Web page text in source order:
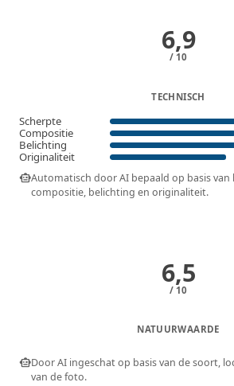
6,9
/ 10
TECHNISCH
Scherpte
Compositie
Belichting
Originaliteit
smart_toyAutomatisch door AI bepaald op basis van
compositie, belichting en originaliteit.
6,5
/ 10
NATUURWAARDE
smart_toyDoor AI ingeschat op basis van de soort,
van de foto.